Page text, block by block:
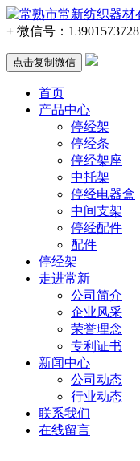
+ 微信号： 13901573728
点击复制微信
首页
产品中心
停经架
停经条
停经架座
中托架
停经电器盒
中间支架
停经配件
配件
停经架
走进常新
公司简介
企业风采
荣誉理念
专利证书
新闻中心
公司动态
行业动态
联系我们
在线留言